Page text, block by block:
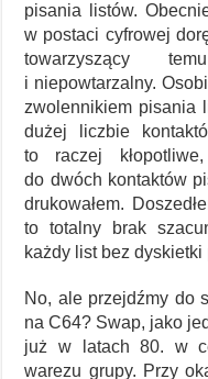
pisania listów.
w postaci cyfrowej
towarzyszący
i niepowtarzalny.
zwolennikiem pisania
dużej liczbie
to raczej
do dwóch kontaktów
drukowałem.
to totalny brak
każdy list bez
No, ale przejdźmy do
na C64? Swap, jako
już w latach 80. w
warezu grupy. Przy